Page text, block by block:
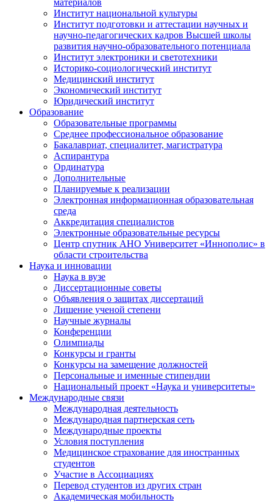
Институт национальной культуры
Институт подготовки и аттестации научных и
научно-педагогических кадров Высшей школы
развития научно-образовательного потенциала
Институт электроники и светотехники
Историко-социологический институт
Медицинский институт
Экономический институт
Юридический институт
Образование
Образовательные программы
Среднее профессиональное образование
Бакалавриат, специалитет, магистратура
Аспирантура
Ординатура
Дополнительные
Планируемые к реализации
Электронная информационная образовательная
среда
Аккредитация специалистов
Электронные образовательные ресурсы
Центр спутник АНО Университет «Иннополис» в
области строительства
Наука и инновации
Наука в вузе
Диссертационные советы
Объявления о защитах диссертаций
Лишение ученой степени
Научные журналы
Конференции
Олимпиады
Конкурсы и гранты
Конкурсы на замещение должностей
Персональные и именные стипендии
Национальный проект «Наука и университеты»
Международные связи
Международная деятельность
Международная партнерская сеть
Международные проекты
Условия поступления
Медицинское страхование для иностранных
студентов
Участие в Ассоциациях
Перевод студентов из других стран
Академическая мобильность